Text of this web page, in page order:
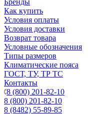
Бренды
Как купить
Условия оплаты
Условия доставки
Возврат товара
Условные обозначения
Типы размеров
Климатические пояса
ГОСТ, ТУ, ТР ТС
Контакты
8 (800) 201-82-10
8 (800) 201-82-10
8 (8482) 55-89-85